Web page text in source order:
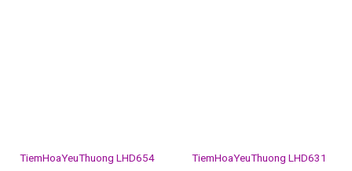
TiemHoaYeuThuong LHD654 TiemHoaYeuThuong LHD631